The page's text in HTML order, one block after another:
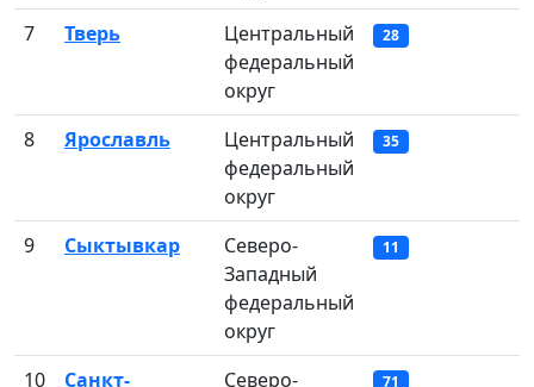
7 Тверь
Центральный
федеральный
округ
28
8 Ярославль
Центральный
федеральный
округ
35
9 Сыктывкар
Северо-
Западный
федеральный
округ
11
10
Санкт-
Северо-
71